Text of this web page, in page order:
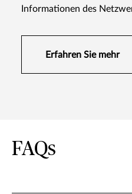
Informationen des
Erfahren Sie mehr
FAQs